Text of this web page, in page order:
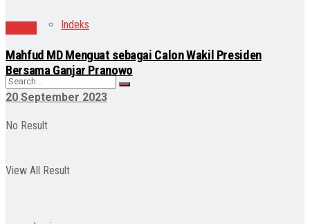
Indeks
No Result
View All Result
Mahfud MD Menguat sebagai Calon Wakil Presiden
Bersama Ganjar Pranowo
20 September 2023